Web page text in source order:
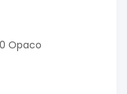
Opaco